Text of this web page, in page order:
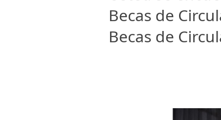
Becas de
Becas de